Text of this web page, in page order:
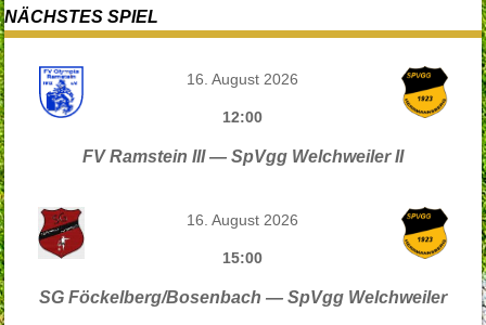
NÄCHSTES SPIEL
16. August 2026
12:00
FV Ramstein III — SpVgg Welchweiler II
16. August 2026
15:00
SG Föckelberg/Bosenbach — SpVgg Welchweiler